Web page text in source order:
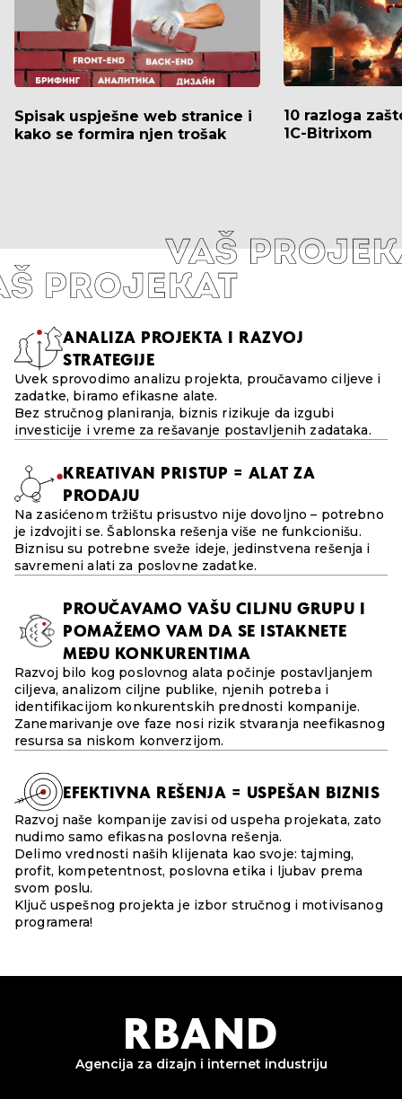
Spisak uspješne web stranice i
kako se formira njen trošak
10 razloga
1C-Bitrixom
ANALIZA PROJEKTA I RAZVOJ
STRATEGIJE
Uvek sprovodimo analizu projekta, proučavamo ciljeve i
zadatke, biramo efikasne alate.
Bez stručnog planiranja, biznis rizikuje da izgubi
investicije i vreme za rešavanje postavljenih zadataka.
KREATIVAN PRISTUP = ALAT ZA
PRODAJU
Na zasićenom tržištu prisustvo nije dovoljno – potrebno
je izdvojiti se. Šablonska rešenja više ne funkcionišu.
Biznisu su potrebne sveže ideje, jedinstvena rešenja i
savremeni alati za poslovne zadatke.
PROUČAVAMO VAŠU CILJNU GRUPU I
POMAŽEMO VAM DA SE ISTAKNETE
MEĐU KONKURENTIMA
Razvoj bilo kog poslovnog alata počinje postavljanjem
ciljeva, analizom ciljne publike, njenih potreba i
identifikacijom konkurentskih prednosti kompanije.
Zanemarivanje ove faze nosi rizik stvaranja neefikasnog
resursa sa niskom konverzijom.
EFEKTIVNA REŠENJA = USPEŠAN BIZNIS
Razvoj naše kompanije zavisi od uspeha projekata, zato
nudimo samo efikasna poslovna rešenja.
Delimo vrednosti naših klijenata kao svoje: tajming,
profit, kompetentnost, poslovna etika i ljubav prema
svom poslu.
Ključ uspešnog projekta je izbor stručnog i motivisanog
programera!
RBAND
Agencija za dizajn i internet industriju